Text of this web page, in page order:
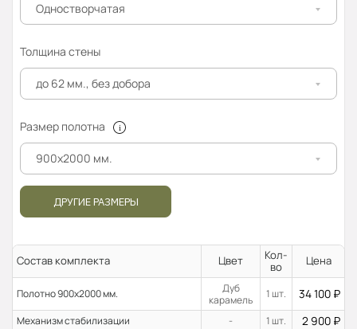
Одностворчатая
Толщина стены
до 62 мм., без добора
Размер полотна
900x2000 мм.
ДРУГИЕ РАЗМЕРЫ
Состав комплекта Цвет
Кол-
во
Цена
Полотно 900x2000 мм.
Дуб
карамель
1 шт. 34 100 ₽
Механизм стабилизации - 1 шт. 2 900 ₽